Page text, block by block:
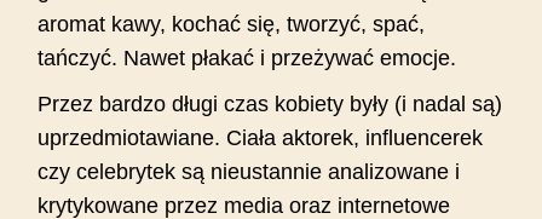
aromat kawy, kochać się, tworzyć, spać,
tańczyć. Nawet płakać i przeżywać emocje.
Przez bardzo długi czas kobiety były (i nadal są)
uprzedmiotawiane. Ciała aktorek, influencerek
czy celebrytek są nieustannie analizowane i
krytykowane przez media oraz internetowe